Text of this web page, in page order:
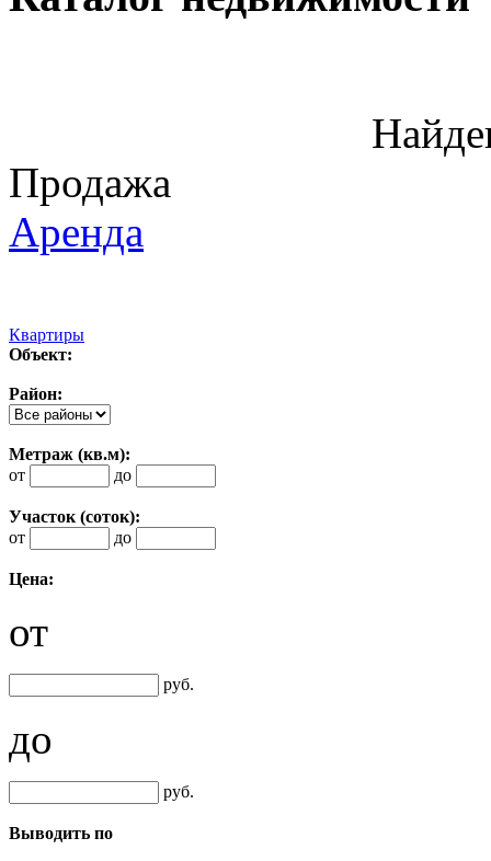
Продажа
Аренда
Квартиры
Объект:
Район:
Метраж (кв.м):
от
до
Участок (соток):
от
до
Цена:
от
руб.
до
руб.
Выводить по